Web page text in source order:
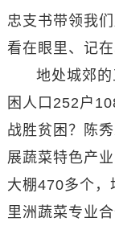
忠支书带领我
看在眼里、记在
地处城郊
困人口252户
战胜贫困？陈
展蔬菜特色产
大棚470多个，
里洲蔬菜专业